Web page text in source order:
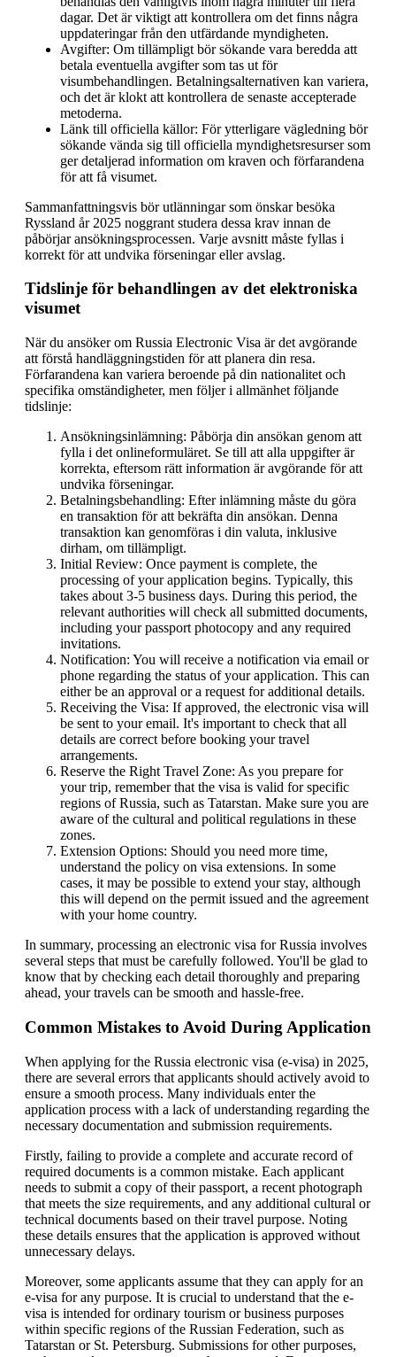
dagar. Det är viktigt att kontrollera om det finns några
uppdateringar från den utfärdande myndigheten.
Avgifter: Om tillämpligt bör sökande vara beredda att
betala eventuella avgifter som tas ut för
visumbehandlingen. Betalningsalternativen kan variera,
och det är klokt att kontrollera de senaste accepterade
metoderna.
Länk till officiella källor: För ytterligare vägledning bör
sökande vända sig till officiella myndighetsresurser som
ger detaljerad information om kraven och förfarandena
för att få visumet.
Sammanfattningsvis bör utlänningar som önskar besöka
Ryssland år 2025 noggrant studera dessa krav innan de
påbörjar ansökningsprocessen. Varje avsnitt måste fyllas i
korrekt för att undvika förseningar eller avslag.
Tidslinje för behandlingen av det elektroniska
visumet
När du ansöker om Russia Electronic Visa är det avgörande
att förstå handläggningstiden för att planera din resa.
Förfarandena kan variera beroende på din nationalitet och
specifika omständigheter, men följer i allmänhet följande
tidslinje:
Ansökningsinlämning: Påbörja din ansökan genom att
fylla i det onlineformuläret. Se till att alla uppgifter är
korrekta, eftersom rätt information är avgörande för att
undvika förseningar.
Betalningsbehandling: Efter inlämning måste du göra
en transaktion för att bekräfta din ansökan. Denna
transaktion kan genomföras i din valuta, inklusive
dirham, om tillämpligt.
Initial Review: Once payment is complete, the
processing of your application begins. Typically, this
takes about 3-5 business days. During this period, the
relevant authorities will check all submitted documents,
including your passport photocopy and any required
invitations.
Notification: You will receive a notification via email or
phone regarding the status of your application. This can
either be an approval or a request for additional details.
Receiving the Visa: If approved, the electronic visa will
be sent to your email. It's important to check that all
details are correct before booking your travel
arrangements.
Reserve the Right Travel Zone: As you prepare for
your trip, remember that the visa is valid for specific
regions of Russia, such as Tatarstan. Make sure you are
aware of the cultural and political regulations in these
zones.
Extension Options: Should you need more time,
understand the policy on visa extensions. In some
cases, it may be possible to extend your stay, although
this will depend on the permit issued and the agreement
with your home country.
In summary, processing an electronic visa for Russia involves
several steps that must be carefully followed. You'll be glad to
know that by checking each detail thoroughly and preparing
ahead, your travels can be smooth and hassle-free.
Common Mistakes to Avoid During Application
When applying for the Russia electronic visa (e-visa) in 2025,
there are several errors that applicants should actively avoid to
ensure a smooth process. Many individuals enter the
application process with a lack of understanding regarding the
necessary documentation and submission requirements.
Firstly, failing to provide a complete and accurate record of
required documents is a common mistake. Each applicant
needs to submit a copy of their passport, a recent photograph
that meets the size requirements, and any additional cultural or
technical documents based on their travel purpose. Noting
these details ensures that the application is approved without
unnecessary delays.
Moreover, some applicants assume that they can apply for an
e-visa for any purpose. It is crucial to understand that the e-
visa is intended for ordinary tourism or business purposes
within specific regions of the Russian Federation, such as
Tatarstan or St. Petersburg. Submissions for other purposes,